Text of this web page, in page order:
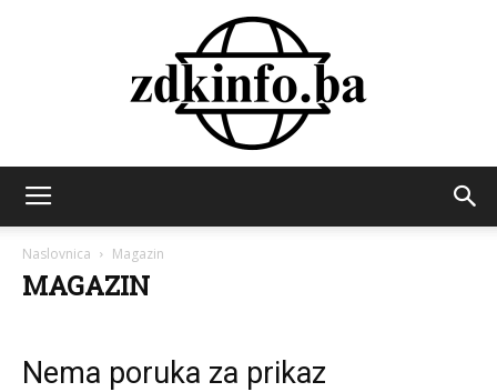
Naslovnica Magazin
MAGAZIN
Nema poruka za prikaz